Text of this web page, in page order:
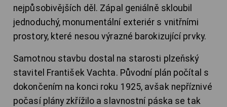
nejpůsobivějších děl. Zápal geniálně skloubil
jednoduchý, monumentální exteriér s vnitřními
prostory, které nesou výrazné barokizující prvky.
Samotnou stavbu dostal na starosti plzeňský
stavitel František Vachta. Původní plán počítal s
dokončením na konci roku 1925, avšak nepříznivé
počasí plány zkřížilo a slavnostní páska se tak